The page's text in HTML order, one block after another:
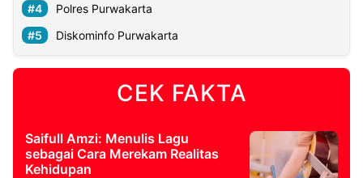
Polres Purwakarta
Diskominfo Purwakarta
CEK FAKTA
Saifull Amzi: Menulis Lagu
sebagai Cara Merekam Realitas
Kehidupan